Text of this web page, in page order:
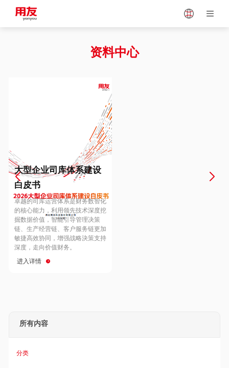
Vietnam
Europe
Hungary
Hong Kong
资料中心
大型企业司库体系建设
白皮书
卓越的司库运营体系是财务数智化
的核心能力，利用领先技术深度挖
掘数据价值，智能引导管理决策
链、生产经营链、客户服务链更加
敏捷高效协同，增强战略決策支持
深度，走向价值财务。
进入详情
所有内容
分类